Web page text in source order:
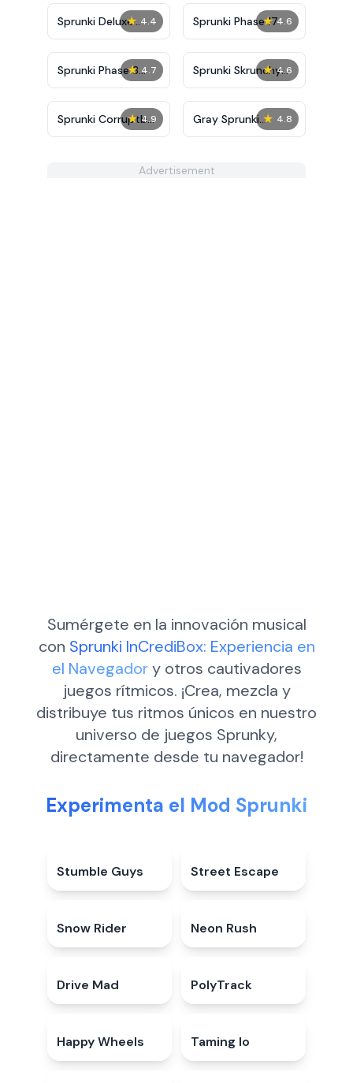
★ 4.4
Sprunki Deluxe
Retake
★ 4.6
Sprunki Phase 17
★ 4.7
Sprunki Phase 3
Definitive
★ 4.6
Sprunki Skrunchy
2.0
★ 4.9
Sprunki Corruptbox
2
★ 4.8
Gray Sprunki
Incredibox
Advertisement
Sumérgete en la innovación musical
con Sprunki InCrediBox: Experiencia en
el Navegadory otros cautivadores
juegos rítmicos. ¡Crea, mezcla y
distribuye tus ritmos únicos en nuestro
universo de juegos Sprunky,
directamente desde tu navegador!
Experimenta el Mod Sprunki
4.5★
Stumble Guys 5.0★
Street Escape
3.9
Snow Rider 5.0
Neon Rush
Drive Mad PolyTrack
4.6★
Happy Wheels Taming Io